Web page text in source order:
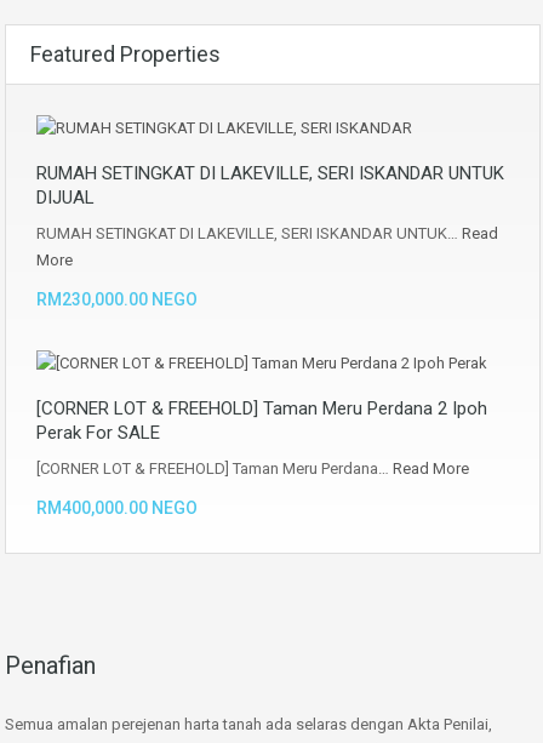
Featured Properties
RUMAH SETINGKAT DI LAKEVILLE, SERI ISKANDAR UNTUK
DIJUAL
RUMAH SETINGKAT DI LAKEVILLE, SERI ISKANDAR UNTUK… Read
More
RM230,000.00 NEGO
[CORNER LOT & FREEHOLD] Taman Meru Perdana 2 Ipoh
Perak For SALE
[CORNER LOT & FREEHOLD] Taman Meru Perdana… Read More
RM400,000.00 NEGO
Penafian
Semua amalan perejenan harta tanah ada selaras dengan Akta Penilai,